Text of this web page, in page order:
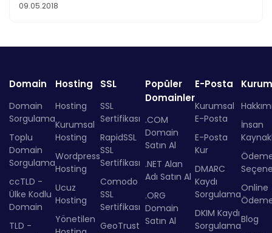
09.05.2018
Domain
Domain
Sorgulama
Toplu
Domain
Sorgulama
ccTLD -
Ülke Kodlu
Domain
TLD -
Hosting
Hosting
Kurumsal
Hosting
Wordpress
Hosting
Ucuz
Hosting
Yönetilen
SSL
SSL
Sertifikası
RapidSSL
SSL
Sertifikası
Comodo
SSL
Sertifikası
GeoTrust
Popüler
Domainler
.COM
Domain
Satın Al
.NET Alan
Adı Satın Al
.ORG
Domain
Satın Al
E-Posta
Kurumsal
E-Posta
E-Posta
Kur
DMARC
Kaydı
Sorgulama
DKIM Kaydı
Sorgulama
İnsan
Online
Blog